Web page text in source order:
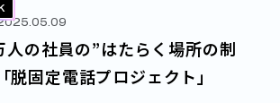
人の社員の”はたらく場所の制
脱固定電話プロジェクト」